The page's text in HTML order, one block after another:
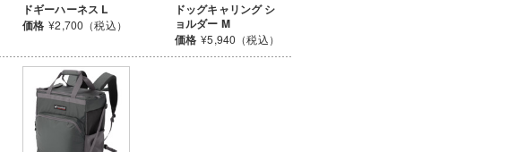
ドギーハーネス L
価格 ¥2,700（税込）
ドッグキャリング シ
ョルダー M
価格 ¥5,940（税込）